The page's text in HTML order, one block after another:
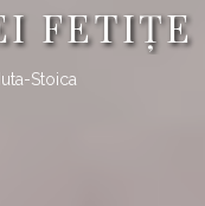
FETIȚE
Stoica